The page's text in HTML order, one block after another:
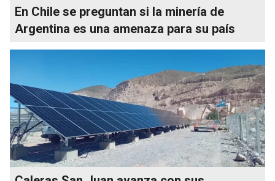
En Chile se preguntan si la minería de
Argentina es una amenaza para su país